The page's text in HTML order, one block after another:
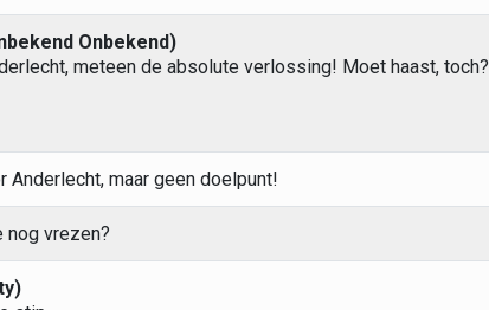
Onbekend)
meteen de absolute verlossing! Moet haast, toch?
Anderlecht, maar geen doelpunt!
nog vrezen?